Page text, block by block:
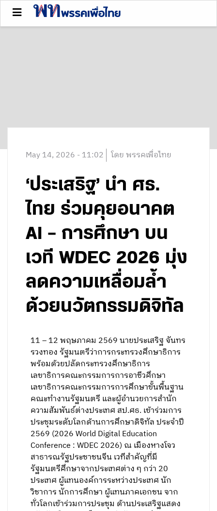
May 14, 2026 - 11:02 โดย พรรคเพื่อไทย
‘ประเสริฐ’ นำ ศธ.
ไทย ร่วมคุยอนาคต
AI – การศึกษา บน
เวที WDEC 2026 มุ่ง
ลดความเหลื่อมล้ำ
ด้วยนวัตกรรมดิจิทัล
11 – 12 พฤษภาคม 2569 นายประเสริฐ จันทร
รวงทอง รัฐมนตรีว่าการกระทรวงศึกษาธิการ
พร้อมด้วยปลัดกระทรวงศึกษาธิการ
เลขาธิการคณะกรรมการการอาชีวศึกษา
เลขาธิการคณะกรรมการการศึกษาขั้นพื้นฐาน
คณะทำงานรัฐมนตรี และผู้อำนวยการสำนัก
ความสัมพันธ์ต่างประเทศ สป.ศธ. เข้าร่วมการ
ประชุมระดับโลกด้านการศึกษาดิจิทัล ประจำปี
2569 (2026 World Digital Education
Conference : WDEC 2026) ณ เมืองหางโจว
สาธารณรัฐประชาชนจีน เวทีสำคัญที่มี
รัฐมนตรีศึกษาจากประเทศต่าง ๆ กว่า 20
ประเทศ ผู้แทนองค์การระหว่างประเทศ นัก
วิชาการ นักการศึกษา ผู้แทนภาคเอกชน จาก
ทั่วโลกเข้าร่วมการประชุม ด้านประเสริฐแสดง